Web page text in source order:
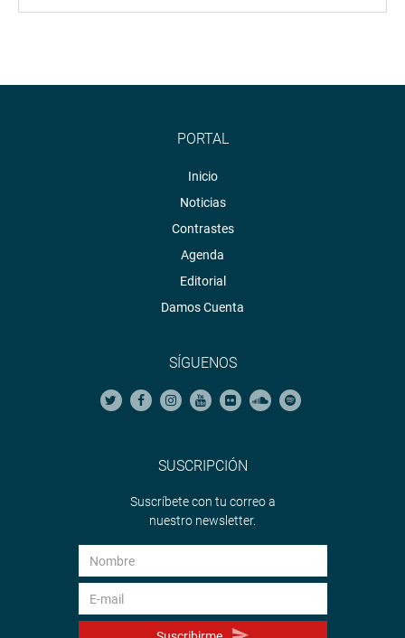
PORTAL
Inicio
Noticias
Contrastes
Agenda
Editorial
Damos Cuenta
SÍGUENOS
SUSCRIPCIÓN
Suscríbete con tu correo a
nuestro newsletter.